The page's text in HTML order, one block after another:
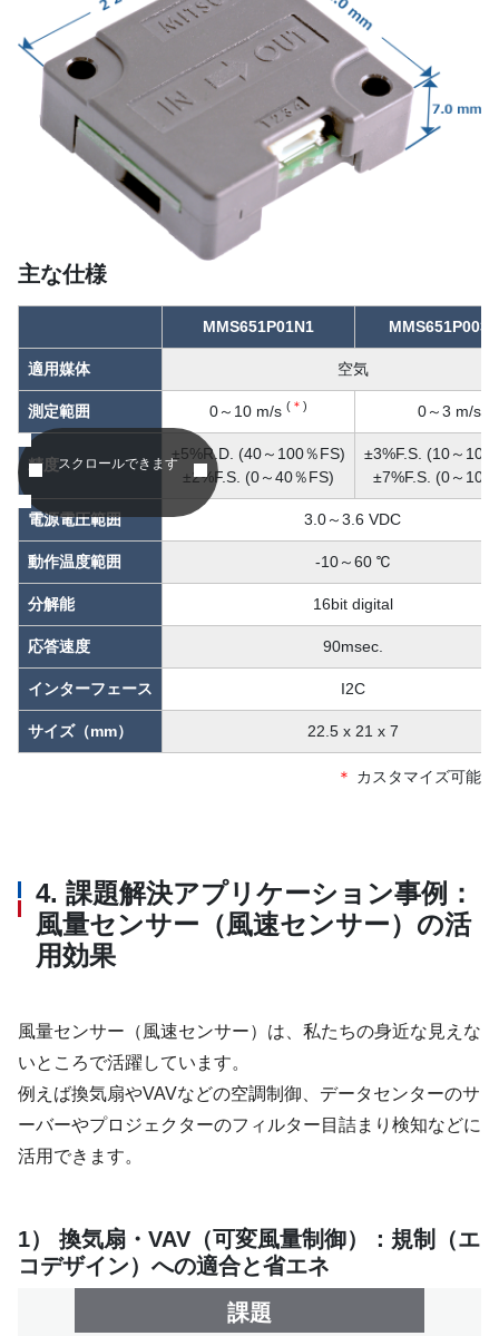
主な仕様
スクロールできます
MMS651P01N1
適用媒体 空気
測定範囲 0～10 m/s ( ＊ ) 0～3 m/s
精度
±5%R.D. (40～100％FS)
±2%F.S. (0～40％FS)
±3%F.S. (10～100
±7%F.S. (0～10
電源電圧範囲 3.0～3.6 VDC
動作温度範囲 -10～60 ℃
分解能 16bit digital
応答速度 90msec.
インターフェース I2C
サイズ（mm） 22.5 x 21 x 7
＊ カスタマイズ可能
4. 課題解決アプリケーション事例：
風量センサー（風速センサー）の活
用効果
風量センサー（風速センサー）は、私たちの身近な見えな
いところで活躍しています。
例えば換気扇やVAVなどの空調制御、データセンターのサ
ーバーやプロジェクターのフィルター目詰まり検知などに
活用できます。
1） 換気扇・VAV（可変風量制御）：規制（エ
コデザイン）への適合と省エネ
課題